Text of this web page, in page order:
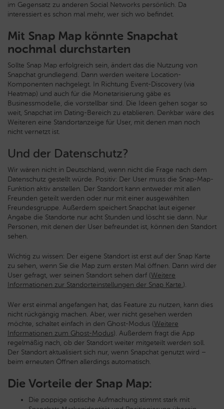
im Gegensatz zu anderen Social Networks persönlich. Da
interessiert es schon mal mehr, wer sich wo befindet.
Mit Snap Map könnte Snapchat
nochmal durchstarten
Sollte Snap Map erfolgreich sein, ändert das die Nutzung von
Snapchat grundlegend. Dann werden weitere Location-
Komponenten nachgelegt. In Richtung Event-Discovery (via
Heatmap) und auch für die Monetarisierung gäbe es
Businessmodelle, die vorstellbar sind. Die Ideen gehen sogar so
weit, Snapchat im Dating-Bereich zu etablieren. Denkbar wäre des
Weiteren eine Standortanzeige für User, mit denen man noch
nicht vernetzt ist.
Und der Datenschutz?
Wir wären nicht in Deutschland, wenn nicht die Frage nach dem
Datenschutz gestellt würde. Positiv: Der User muss die Snap-Map-
Funktion aktiv anstellen. Der Standort kann entweder mit allen
Freunden geteilt werden oder nur mit einer ausgewählten
Freundesgruppe. Außerdem speichert Snapchat laut eigener
Angabe die Standorte nur acht Stunden und löscht sie dann. Nur
Personen, mit denen der User befreundet ist, können den Standort
sehen.
Wichtig zu wissen: Der eigene Standort ist erst auf der Snap Karte
zu sehen, wenn Sie die Map zum ersten Mal öffnen. Dann wird der
User gefragt, wer seinen Standort sehen darf (Weitere
Informationen zur Standorteinstellungen der Snap Karte.).
Wer erst einmal angefangen hat, das Feature zu nutzen, kann dies
nicht rückgängig machen. Aber, wer nicht gesehen werden
möchte, schaltet einfach in den Ghost-Modus (Weitere
Informationen zum Ghost-Modus). Außerdem fragt die App
regelmäßig nach, ob der Standort weiter mitgeteilt werden soll.
Der Standort aktualisiert sich nur, wenn Snapchat genutzt wird –
beim erneuten Öffnen allerdings automatisch.
Die Vorteile der Snap Map:
Die poppige optische Aufmachung stimmt stark mit